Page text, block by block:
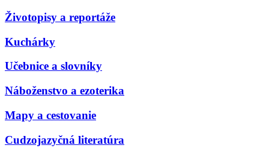
Životopisy a reportáže
Kuchárky
Učebnice a slovníky
Náboženstvo a ezoterika
Mapy a cestovanie
Cudzojazyčná literatúra